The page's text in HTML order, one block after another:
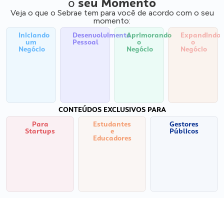
Veja o que o Sebrae tem para você de acordo com o seu
momento:
Iniciando
um
Negócio
Desenvolvimento
Pessoal
Aprimorando
o
Negócio
Expandindo
o
Negócio
CONTEÚDOS EXCLUSIVOS PARA
Para
Startups
Estudantes
e
Educadores
Gestores
Públicos